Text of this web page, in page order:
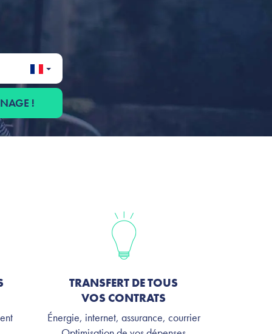
!
TRANSFERT DE TOUS
VOS CONTRATS
Énergie, internet, assurance, courrier